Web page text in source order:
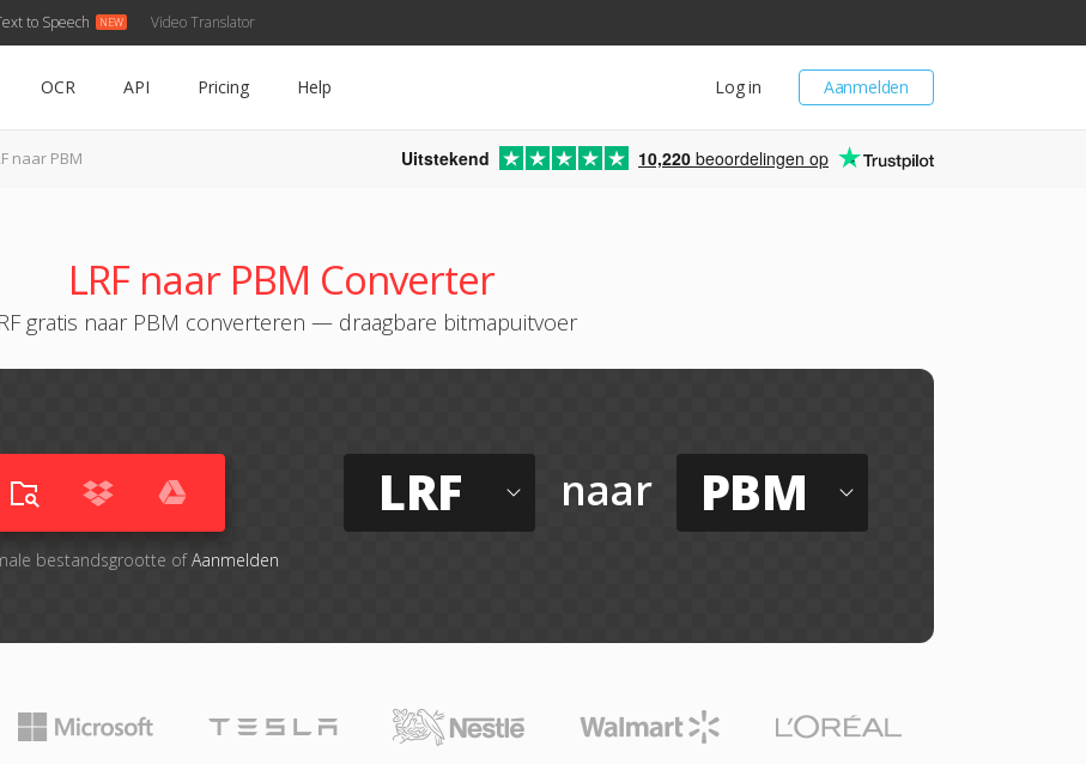
to Speech Video Translator
Aanmelden
Log in
OCR API Pricing Help
naar PBM Uitstekend 10,220 beoordelingen op
LRF naar PBM Converter
gratis naar PBM converteren — draagbare bitmapuitvoer
bestandsgrootte ofAanmelden
LRF naar PBM